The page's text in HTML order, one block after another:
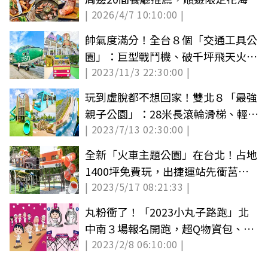
| 2026/4/7 10:10:00 |
帥氣度滿分！全台８個「交通工具公
園」：巨型戰鬥機、破千坪飛天火車
遊戲場
| 2023/11/3 22:30:00 |
玩到虛脫都不想回家！雙北８「最強
親子公園」：28米長滾輪滑梯、輕軌
遊樂場
| 2023/7/13 02:30:00 |
全新「火車主題公園」在台北！占地
1400坪免費玩，出捷運站先衝莒光
號溜滑梯
| 2023/5/17 08:21:33 |
丸粉衝了！「2023小丸子路跑」北
中南３場報名開跑，超Q物資包、獎
牌快搶
| 2023/2/8 06:10:00 |